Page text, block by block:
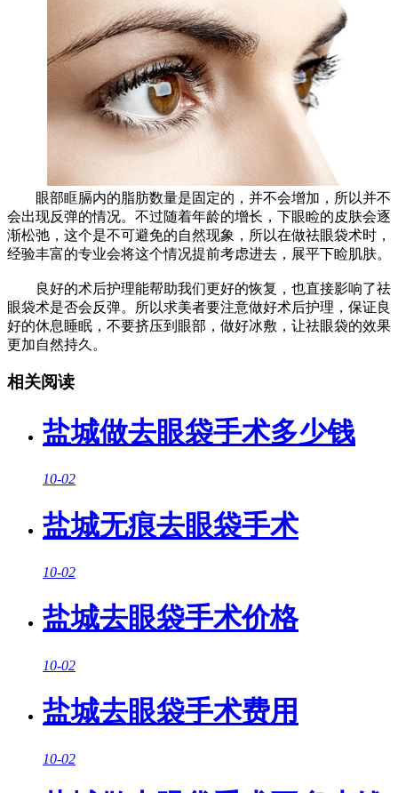
眼部眶膈内的脂肪数量是固定的，并不会增加，所以并不
会出现反弹的情况。不过随着年龄的增长，下眼睑的皮肤会逐
渐松弛，这个是不可避免的自然现象，所以在做祛眼袋术时，
经验丰富的专业会将这个情况提前考虑进去，展平下睑肌肤。
良好的术后护理能帮助我们更好的恢复，也直接影响了祛
眼袋术是否会反弹。所以求美者要注意做好术后护理，保证良
好的休息睡眠，不要挤压到眼部，做好冰敷，让祛眼袋的效果
更加自然持久。
相关阅读
盐城做去眼袋手术多少钱
10-02
盐城无痕去眼袋手术
10-02
盐城去眼袋手术价格
10-02
盐城去眼袋手术费用
10-02